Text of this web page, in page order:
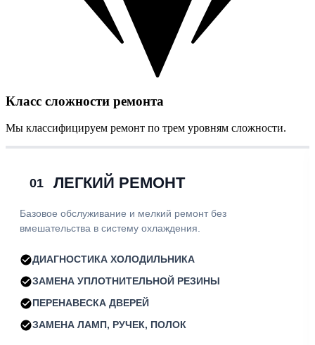
Класс сложности ремонта
Мы классифицируем ремонт по трем уровням сложности.
01 ЛЕГКИЙ РЕМОНТ
Базовое обслуживание и мелкий ремонт без
вмешательства в систему охлаждения.
ДИАГНОСТИКА ХОЛОДИЛЬНИКА
ЗАМЕНА УПЛОТНИТЕЛЬНОЙ РЕЗИНЫ
ПЕРЕНАВЕСКА ДВЕРЕЙ
ЗАМЕНА ЛАМП, РУЧЕК, ПОЛОК